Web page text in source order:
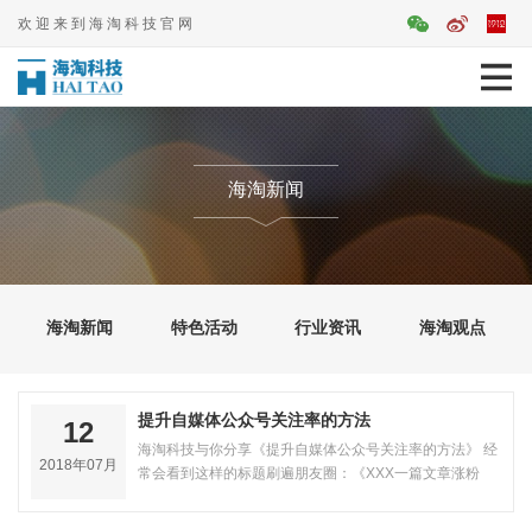
欢迎来到海淘科技官网
海淘新闻
海淘新闻 特色活动 行业资讯 海淘观点
12
2018年07月
提升自媒体公众号关注率的方法
海淘科技与你分享《提升自媒体公众号关注率的方法》 经
常会看到这样的标题刷遍朋友圈：《XXX一篇文章涨粉